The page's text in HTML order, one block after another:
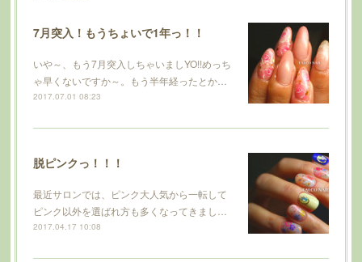
7月突入！もうちょいで1年っ！！
いや～、もう7月突入しちゃいましYO!!めっち
ゃ早くないですか～。もう半年経ったとか…
2017.07.01 08:23
脱ピンクっ！！！
最近サロンでは、ピンク大人気から一転して
ピンク以外を選ばれ方も多くなってきまし…
2017.04.17 10:08